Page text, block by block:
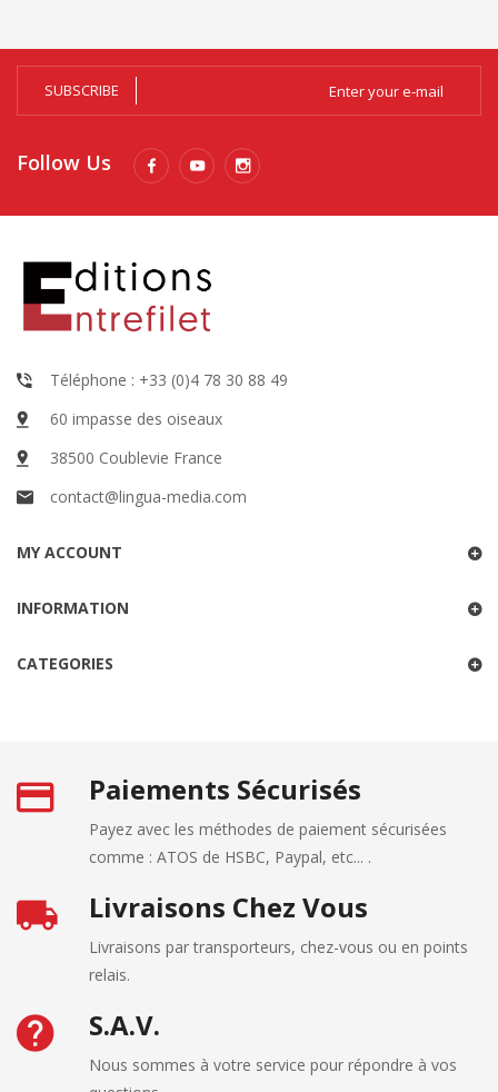
SUBSCRIBE
Follow Us
Téléphone : +33 (0)4 78 30 88 49
60 impasse des oiseaux
38500 Coublevie France
contact@lingua-media.com
MY ACCOUNT
INFORMATION
CATEGORIES
Paiements Sécurisés
Payez avec les méthodes de paiement sécurisées
comme : ATOS de HSBC, Paypal, etc... .
Livraisons Chez Vous
Livraisons par transporteurs, chez-vous ou en points
relais.
S.A.V.
Nous sommes à votre service pour répondre à vos